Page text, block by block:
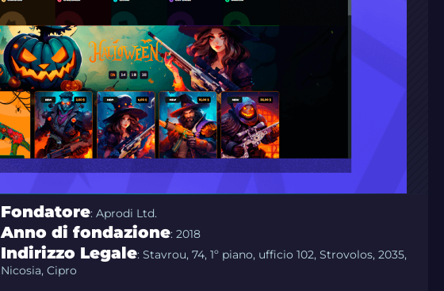
Fondatore: Aprodi Ltd.
Anno di fondazione: 2018
Indirizzo Legale: Stavrou, 74, 1º piano, ufficio 102, Strovolos, 2035,
Nicosia, Cipro